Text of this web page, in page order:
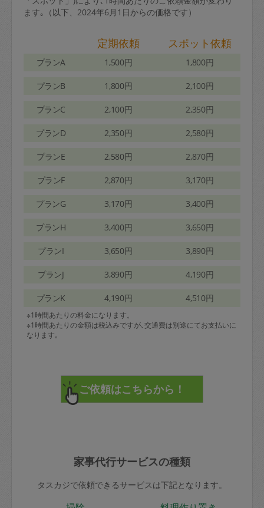
ます｡（以下、2024年6月1日からの価格です）
定期依頼 スポット依頼
プランA 1,500円 1,800円
プランB 1,800円 2,100円
プランC 2,100円 2,350円
プランD 2,350円 2,580円
プランE 2,580円 2,870円
プランF 2,870円 3,170円
プランG 3,170円 3,400円
プランH 3,400円 3,650円
プランI 3,650円 3,890円
プランJ 3,890円 4,190円
プランK 4,190円 4,510円
※1時間あたりの料金になります。
※1時間あたりの金額は税込みですが､交通費は別途にてお支払いに
なります｡
家事代行サービスの種類
タスカジで依頼できるサービスは下記となります。